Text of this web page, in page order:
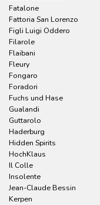
Fatalone
Fattoria San Lorenzo
Figli Luigi Oddero
Filarole
Flaibani
Fleury
Fongaro
Foradori
Fuchs und Hase
Gualandi
Guttarolo
Haderburg
Hidden Spirits
HochKlaus
Il Colle
Insolente
Jean-Claude Bessin
Kerpen